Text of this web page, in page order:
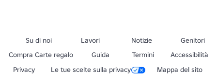
Su di noi Lavori Notizie
Genitori
Compra Carte regalo
Guida Termini
Accessibilità
Privacy
Le tue scelte sulla privacy Mappa del sito